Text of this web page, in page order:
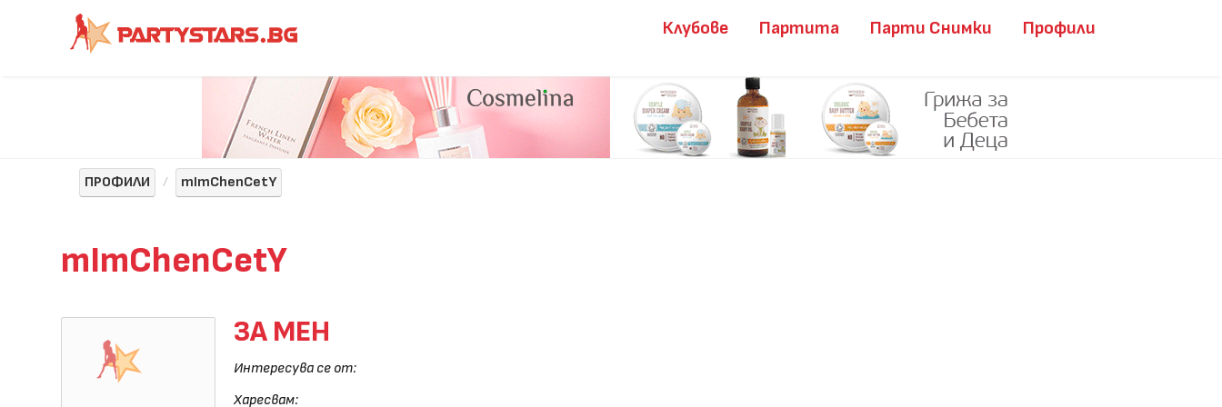
Клубове Партита Парти Снимки Профили
ПРОФИЛИ mImChenCetY
mImChenCetY
ЗА МЕН
Интересува се от:
Харесвам: